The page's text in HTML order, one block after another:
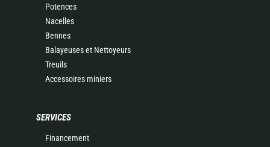
Potences
Nacelles
Bennes
Balayeuses et Nettoyeurs
Treuils
Accessoires miniers
SERVICES
Financement